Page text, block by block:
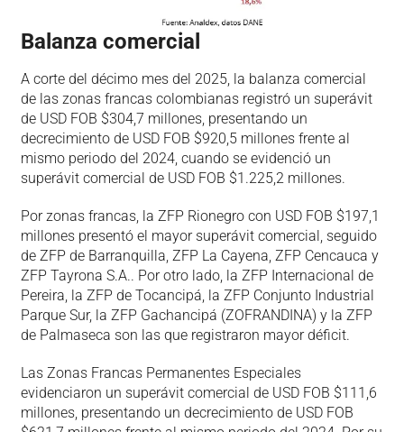
Balanza comercial
A corte del décimo mes del 2025, la balanza comercial
de las zonas francas colombianas registró un superávit
de USD FOB $304,7 millones, presentando un
decrecimiento de USD FOB $920,5 millones frente al
mismo periodo del 2024, cuando se evidenció un
superávit comercial de USD FOB $1.225,2 millones.
Por zonas francas, la ZFP Rionegro con USD FOB $197,1
millones presentó el mayor superávit comercial, seguido
de ZFP de Barranquilla, ZFP La Cayena, ZFP Cencauca y
ZFP Tayrona S.A.. Por otro lado, la ZFP Internacional de
Pereira, la ZFP de Tocancipá, la ZFP Conjunto Industrial
Parque Sur, la ZFP Gachancipá (ZOFRANDINA) y la ZFP
de Palmaseca son las que registraron mayor déficit.
Las Zonas Francas Permanentes Especiales
evidenciaron un superávit comercial de USD FOB $111,6
millones, presentando un decrecimiento de USD FOB